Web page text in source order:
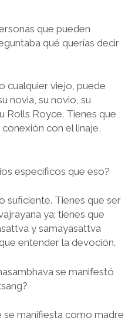
que pueden
qué querías decir
cualquier viejo, puede
novia, su novio, su
Rolls Royce. Tienes que
con el linaje,
específicos que eso?
suficiente. Tienes que ser
ya; tienes que
y samayasattva
entender la devoción.
se manifestó
se manifiesta como madre